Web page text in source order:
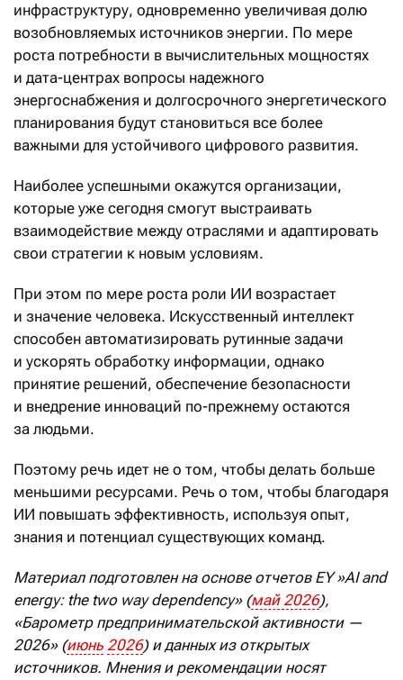
инфраструктуру, одновременно увеличивая долю
возобновляемых источников энергии. По мере
роста потребности в вычислительных мощностях
и дата-центрах вопросы надежного
энергоснабжения и долгосрочного энергетического
планирования будут становиться все более
важными для устойчивого цифрового развития.
Наиболее успешными окажутся организации,
которые уже сегодня смогут выстраивать
взаимодействие между отраслями и адаптировать
свои стратегии к новым условиям.
При этом по мере роста роли ИИ возрастает
и значение человека. Искусственный интеллект
способен автоматизировать рутинные задачи
и ускорять обработку информации, однако
принятие решений, обеспечение безопасности
и внедрение инноваций по-прежнему остаются
за людьми.
Поэтому речь идет не о том, чтобы делать больше
меньшими ресурсами. Речь о том, чтобы благодаря
ИИ повышать эффективность, используя опыт,
знания и потенциал существующих команд.
Материал подготовлен на основе отчетов EY»AI and
energy: the two way dependency» (май 2026),
«Барометр предпринимательской активности —
2026» (июнь 2026) и данных из открытых
источников. Мнения и рекомендации носят